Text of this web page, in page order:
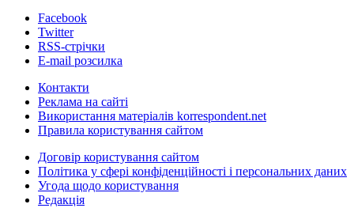
Facebook
Twitter
RSS-стрічки
E-mail розсилка
Контакти
Реклама на сайті
Використання матеріалів korrespondent.net
Правила користування сайтом
Договір користування сайтом
Політика у сфері конфіденційності і персональних даних
Угода щодо користування
Редакція